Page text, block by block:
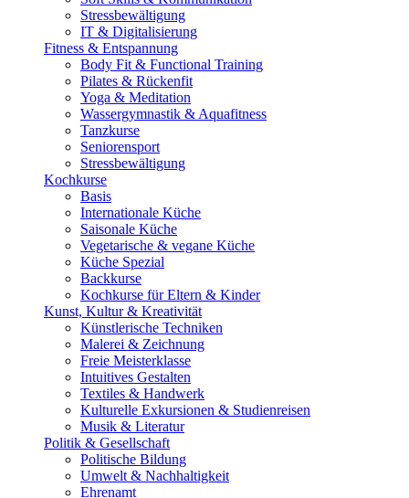
Stressbewältigung
IT & Digitalisierung
Fitness & Entspannung
Body Fit & Functional Training
Pilates & Rückenfit
Yoga & Meditation
Wassergymnastik & Aquafitness
Tanzkurse
Seniorensport
Stressbewältigung
Kochkurse
Basis
Internationale Küche
Saisonale Küche
Vegetarische & vegane Küche
Küche Spezial
Backkurse
Kochkurse für Eltern & Kinder
Kunst, Kultur & Kreativität
Künstlerische Techniken
Malerei & Zeichnung
Freie Meisterklasse
Intuitives Gestalten
Textiles & Handwerk
Kulturelle Exkursionen & Studienreisen
Musik & Literatur
Politik & Gesellschaft
Politische Bildung
Umwelt & Nachhaltigkeit
Ehrenamt